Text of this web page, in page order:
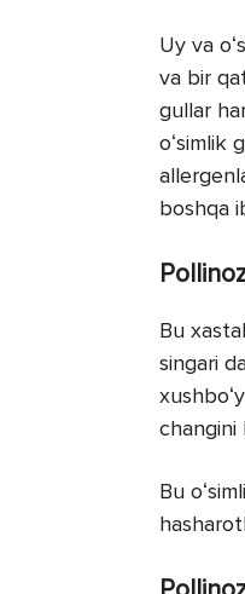
Uy va
va bir
gullar
oʻsimlik
boshqa
Bu
singari
changini
Bu